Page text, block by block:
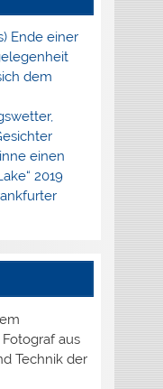
Ende einer
dem
einen
2019
aus
Technik der